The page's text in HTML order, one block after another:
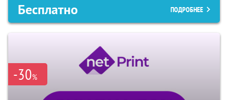
Бесплатно ПОДРОБНЕЕ
-30%